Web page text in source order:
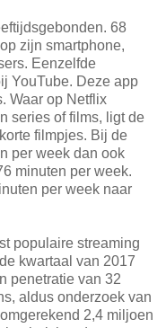
68
zijn smartphone,
Eenzelfde
YouTube. Deze app
Waar op Netflix
series of films, ligt de
filmpjes. Bij de
per week dan ook
minuten per week.
per week naar
populaire streaming
kwartaal van 2017
penetratie van 32
aldus onderzoek van
2,4 miljoen